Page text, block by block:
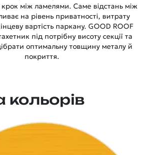
між ламелями. Саме відстань між
на рівень приватності, витрату
вартість паркану. GOOD ROOF
під потрібну висоту секції та
оптимальну товщину металу й
покриття.
кольорів